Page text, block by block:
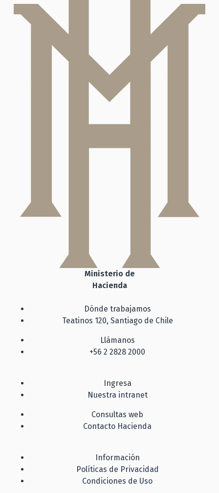
Ministerio de
Hacienda
Dónde trabajamos
Teatinos 120, Santiago de Chile
Llámanos
+56 2 2828 2000
Ingresa
Nuestra intranet
Consultas web
Contacto Hacienda
Información
Políticas de Privacidad
Condiciones de Uso